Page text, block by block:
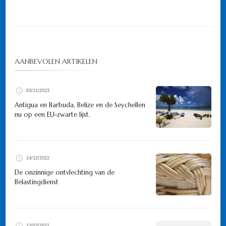
AANBEVOLEN ARTIKELEN
03/11/2023
Antigua en Barbuda, Belize en de Seychellen
nu op een EU-zwarte lijst.
14/12/2022
De onzinnige ontvlechting van de
Belastingdienst